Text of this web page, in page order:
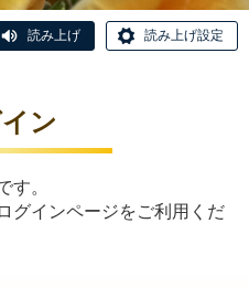
読み上げ 読み上げ設定
ン
す。
グインページをご利用くだ